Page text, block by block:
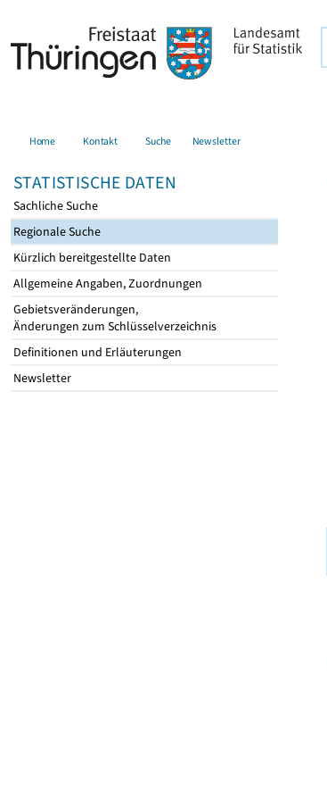
Home Kontakt Suche Newsletter
STATISTISCHE DATEN
Sachliche Suche
Regionale Suche
Kürzlich bereitgestellte Daten
Allgemeine Angaben, Zuordnungen
Gebietsveränderungen,
Änderungen zum Schlüsselverzeichnis
Definitionen und Erläuterungen
Newsletter